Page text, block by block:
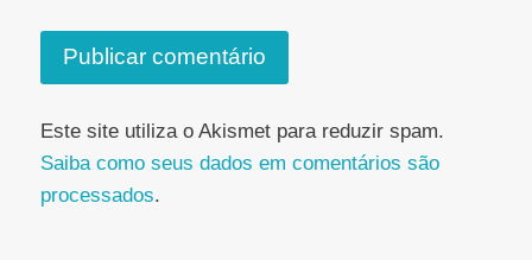
Este site utiliza o Akismet para reduzir spam.
Saiba como seus dados em comentários são
processados.